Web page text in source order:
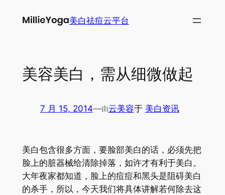
美白祛痘云平台
美容美白，需从细微做起
7 月 15, 2014—由云美容于 美白资讯
美白包含很多方面，要脸部美白的话，必须先把
脸上的脏器械给清除掉落，如许才有利于美白。
大年夜家都知道，脸上的痘痘和黑头是阻碍美白
的杀手，所以，今天我们将具体讲解若何除去这